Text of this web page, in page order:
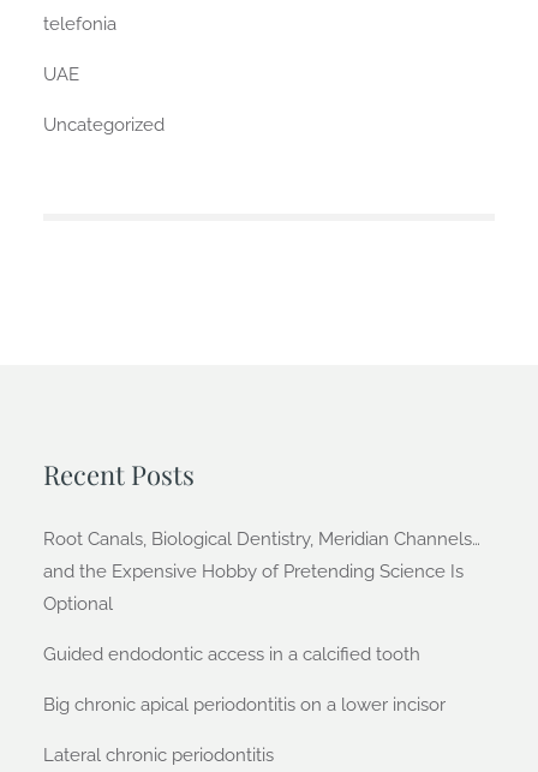
telefonia
UAE
Uncategorized
Recent Posts
Root Canals, Biological Dentistry, Meridian Channels…
and the Expensive Hobby of Pretending Science Is
Optional
Guided endodontic access in a calcified tooth
Big chronic apical periodontitis on a lower incisor
Lateral chronic periodontitis